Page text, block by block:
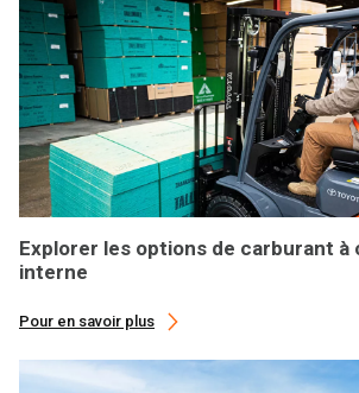
Explorer les options de carburant à
interne
Pour en savoir plus